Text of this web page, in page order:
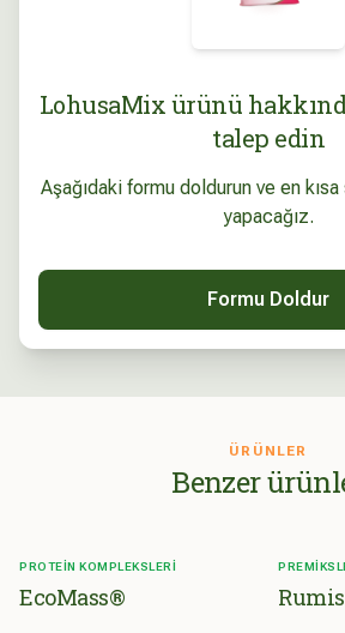
LohusaMix ürünü
talep edin
Aşağıdaki formu doldurun ve en
yapacağız.
Formu Doldur
ÜRÜNLER
Benzer
PROTEIN KOMPLEKSLERI
EcoMass®